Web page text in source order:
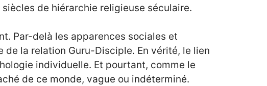
de hiérarchie religieuse séculaire.
Par-delà les apparences sociales et
la relation Guru-Disciple. En vérité, le lien
individuelle. Et pourtant, comme le
de ce monde, vague ou indéterminé.